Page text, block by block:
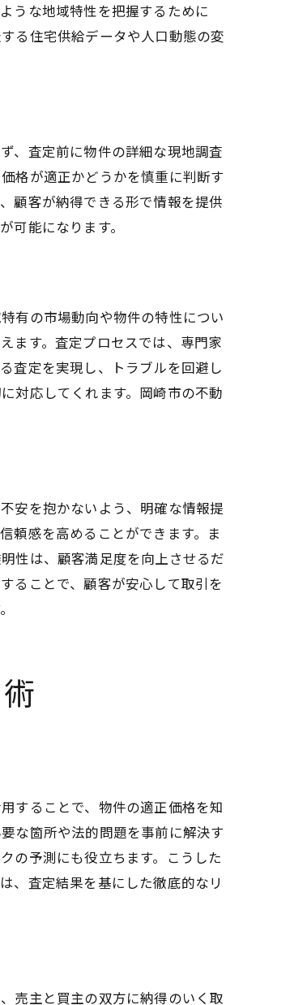
うな地域特性を把握するために
る住宅供給データや人口動態の変
、査定前に物件の詳細な現地調査
格が適正かどうかを慎重に判断す
顧客が納得できる形で情報を提供
能になります。
有の市場動向や物件の特性につい
ます。査定プロセスでは、専門家
査定を実現し、トラブルを回避し
対応してくれます。岡崎市の不動
安を抱かないよう、明確な情報提
頼感を高めることができます。ま
性は、顧客満足度を向上させるだ
ることで、顧客が安心して取引を
することで、物件の適正価格を知
な箇所や法的問題を事前に解決す
の予測にも役立ちます。こうした
、査定結果を基にした徹底的なリ
売主と買主の双方に納得のいく取